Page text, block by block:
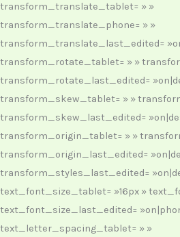
transform_translate_tablet= » »
transform_translate_phone= » »
transform_translate_last_edited=
transform_rotate_tablet= » »
transform_rotate_last_edited=
transform_skew_tablet= » »
transform_skew_last_edited=
transform_origin_tablet= » »
transform_origin_last_edited=
transform_styles_last_edited=
text_font_size_tablet= »16px »
text_font_size_last_edited=
text_letter_spacing_tablet= » »